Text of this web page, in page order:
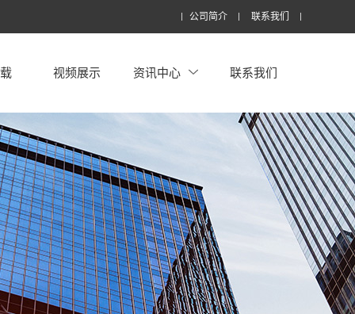
公司简介 联系我们
视频展示 资讯中心 联系我们